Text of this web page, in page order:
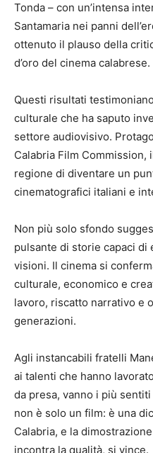
Tonda – con un’intensa
Santamaria nei panni
ottenuto il plauso della
d’oro del cinema calabrese.
Questi risultati
culturale che ha saputo
settore audiovisivo.
Calabria Film Commission,
regione di diventare un
cinematografici italiani e
Non più solo sfondo
pulsante di storie capaci
visioni. Il cinema si
culturale, economico e
lavoro, riscatto narrativo e
generazioni.
Agli instancabili fratelli
ai talenti che hanno
da presa, vanno i più
non è solo un film: è una
Calabria, e la
incontra la qualità, si vince.